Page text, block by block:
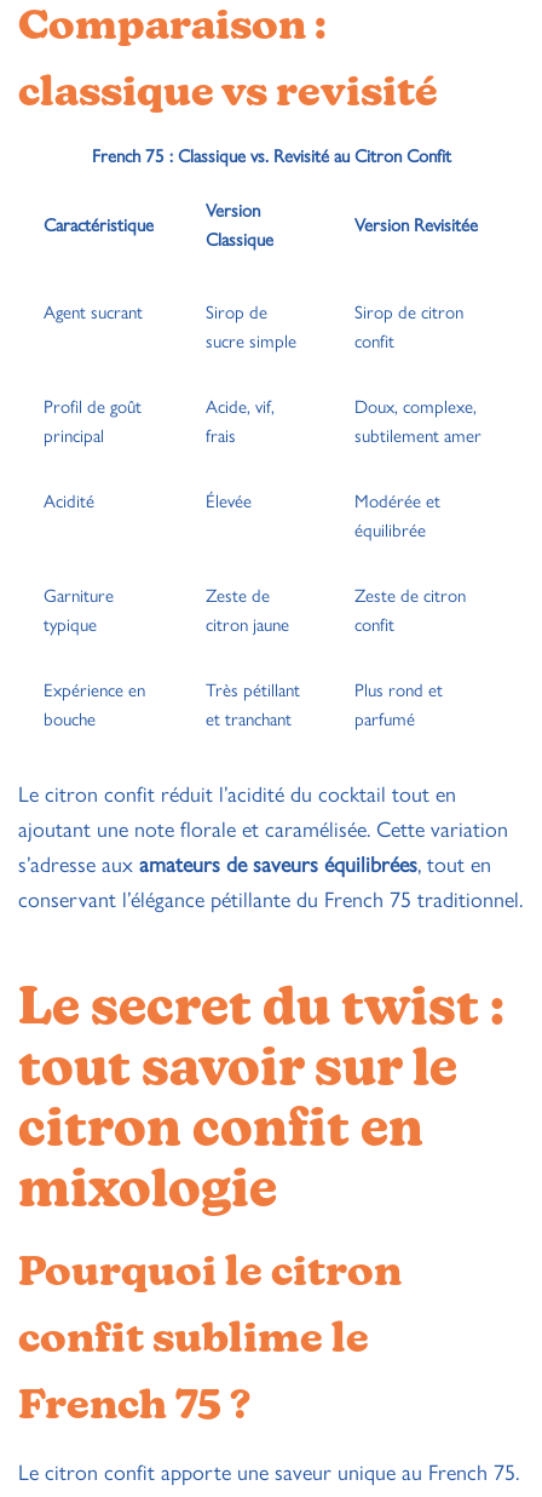
Comparaison :
classique vs revisité
French 75 : Classique vs. Revisité au Citron Confit
Caractéristique
Version
Classique
Version Revisitée
Agent sucrant
Sirop de
sucre simple
Sirop de citron
confit
Profil de goût
principal
Acide, vif,
frais
Doux, complexe,
subtilement amer
Acidité Élevée
Modérée et
équilibrée
Garniture
typique
Zeste de
citron jaune
Zeste de citron
confit
Expérience en
bouche
Très pétillant
et tranchant
Plus rond et
parfumé
Le citron confit réduit l’acidité du cocktail tout en
ajoutant une note florale et caramélisée. Cette variation
s’adresse aux amateurs de saveurs équilibrées, tout en
conservant l’élégance pétillante du French 75 traditionnel.
Le secret du twist :
tout savoir sur le
citron confit en
mixologie
Pourquoi le citron
confit sublime le
French 75 ?
Le citron confit apporte une saveur unique au French 75.